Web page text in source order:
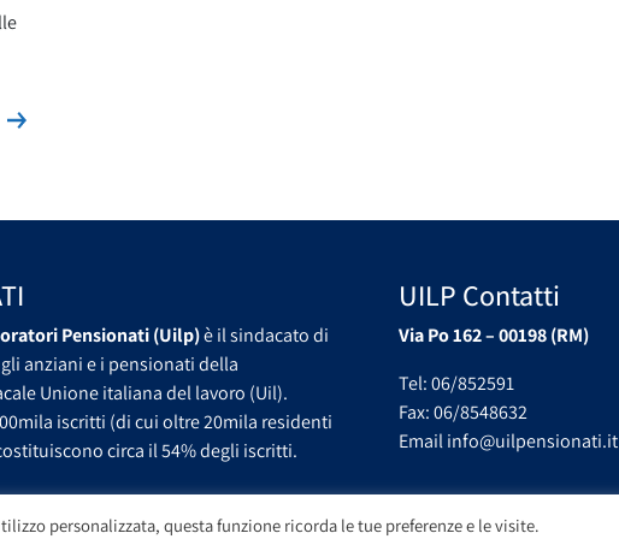
Leggi la news
Pensionati (Uilp)è il sindacato di
anziani e i pensionati della
Unione italiana del lavoro (Uil).
iscritti (di cui oltre 20mila residenti
circa il 54% degli iscritti.
UILP Contatti
Via Po 162 – 00198 (RM)
Tel: 06/852591
Fax: 06/8548632
Email info@uilpensionati.it
personalizzata, questa funzione ricorda le tue preferenze e le visite.